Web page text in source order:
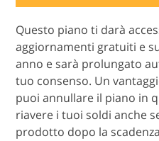
Questo piano ti darà
aggiornamenti gratuiti e
anno e sarà prolungato
tuo consenso. Un
puoi annullare il piano in
riavere i tuoi soldi anche
prodotto dopo la